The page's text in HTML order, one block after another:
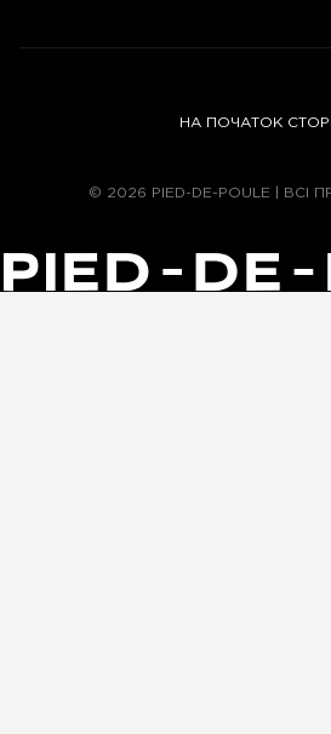
НА ПОЧАТОК
© 2026 PIED-DE-POULE | ВСІ